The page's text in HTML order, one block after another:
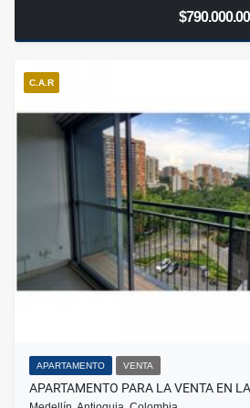
C.A.R
APARTAMENTO VENTA
APARTAMENTO PARA LA VENTA EN